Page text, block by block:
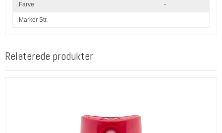
Farve -
Marker Str. -
Relaterede produkter